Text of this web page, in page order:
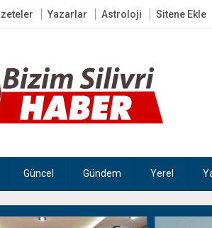
Yazarlar Astroloji Sitene Ekle
Güncel Gündem Yerel